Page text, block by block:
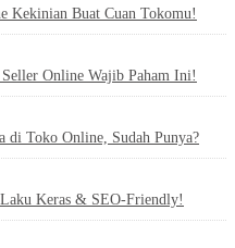
Kekinian Buat Cuan Tokomu!
Online Wajib Paham Ini!
di Toko Online, Sudah Punya?
Keras & SEO-Friendly!